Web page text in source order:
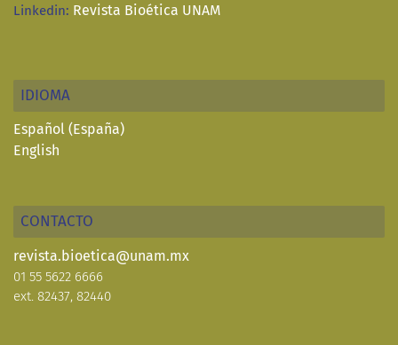
Linkedin: Revista Bioética UNAM
IDIOMA
Español (España)
English
CONTACTO
revista.bioetica@unam.mx
01 55 5622 6666
ext. 82437, 82440